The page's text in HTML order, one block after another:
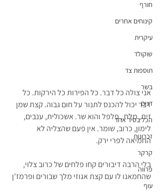
חורף
קינוחים אחרים
עיקרית
שוקולד
תוספות צד
בשר
דגים
הכל בסיר אחד
זכרונות
קרקר
פרווה
עוף
אני צולה כל דבר. כל הפירות כל הירקות. כל
דבר יכול להכנס לתנור על חום גבוה. קצת שמן
זית, מלח , פלפל והוא שר. אשכולית, ענבים,
לימון, כרוב, שומר. אין פעם שהצליה לא
החמיאה לפרי ירק.
בלי הרבה דיבורים קחו פלחים של כרוב צלוי,
שהחמאנו לו עם קצת אגוזי מלך שבורים ופרמז'ן